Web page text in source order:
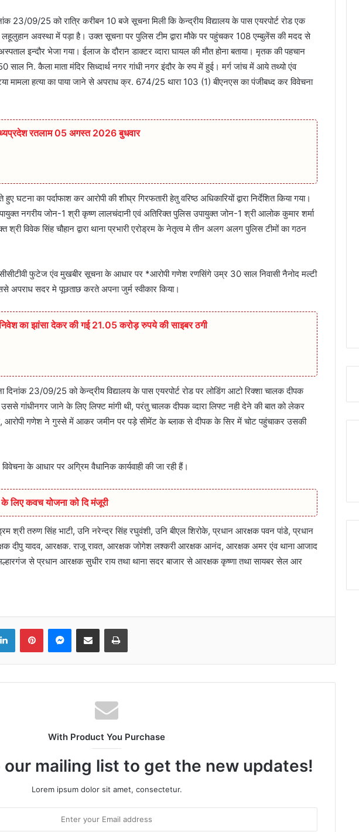
23/09/25 को रात्रि करीबन 10 बजे सूचना मिली कि केन्द्रीय विद्यालय के पास एयरपोर्ट रोड एक
लहूलुहान अवस्था में पड़ा है। उक्त सूचना पर पुलिस टीम द्वारा मौके पर पहुंचकर 108 एम्बुलेंस की मदद से
इन्दौर भेजा गया। ईलाज के दौरान डाक्टर व्दारा घायल की मौत होना बताया। मृतक की पहचान
साल नि. कैला माता मंदिर सिध्दार्थ नगर गांधी नगर इंदौर के रुप में हुई। मर्ग जांच में आये तथ्यो एंव
मामला हत्या का पाया जाने से अपराध क्र. 674/25 थारा 103 (1) बीएनएस का पंजीबध्द कर विवेचना
रतलाम 05 अगस्त 2026 बुधवार
का पर्दाफाश कर आरोपी की शीघ्र गिरफतारी हेतु वरिष्ठ अधिकारियों द्वारा निर्देशित किया गया।
नगरीय जोन-1 श्री कृष्ण लालचंदानी एवं अतिरिक्त पुलिस उपायुक्त जोन-1 श्री आलोक कुमार शर्मा
विवेक सिंह चौहान द्वारा थाना प्रभारी एरोड्रम के नेतृत्व मे तीन अलग अलग पुलिस टीमों का गठन
सीसीटीवी फुटेज एंव मुखबीर सूचना के आधार पर *आरोपी गणेश रणसिंगे उम्र 30 साल निवासी नैनोद मल्टी
अपराध सदर मे पूछताछ करते अपना जुर्म स्वीकार किया।
निवेश का झांसा देकर की गई 21.05 करोड़ रुपये की साइबर ठगी
दिनांक 23/09/25 को केन्द्रीय विद्यालय के पास एयरपोर्ट रोड पर लोडिंग आटो रिक्शा चालक दीपक
उससे गांधीनगर जाने के लिए लिफ्ट मांगी थी, परंतु चालक दीपक व्दारा लिफ्ट नही देने की बात को लेकर
आरोपी गणेश ने गुस्से में आकर जमीन पर पड़े सीमेंट के ब्लाक से दीपक के सिर में चोट पहुंचाकर उसकी
विवेचना के आधार पर अग्रिम वैधानिक कार्यवाही की जा रही हैं।
लिए कवच योजना को दि मंजूरी
श्री तरुण सिंह भाटी, उनि नरेन्द्र सिंह रघुवंशी, उनि बीएल शिरोके, प्रधान आरक्षक पवन पांडे, प्रधान
दीपु यादव, आरक्षक. राजू रावत, आरक्षक जोगेश लश्करी आरक्षक आनंद, आरक्षक अमर एंव थाना आजाद
से प्रधान आरक्षक सुधीर राय तथा थाना सदर बाजार से आरक्षक कृष्णा तथा सायबर सेल आर
LinkedInPinterestMessenger
Share via Email Print
With Product You Purchase
mailing list to get the new updates!
Lorem ipsum dolor sit amet, consectetur.